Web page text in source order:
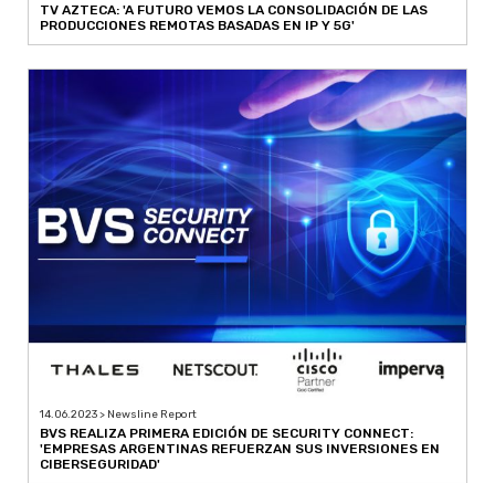
TV AZTECA: 'A FUTURO VEMOS LA CONSOLIDACIÓN DE LAS
PRODUCCIONES REMOTAS BASADAS EN IP Y 5G'
14.06.2023 > Newsline Report
BVS REALIZA PRIMERA EDICIÓN DE SECURITY CONNECT:
'EMPRESAS ARGENTINAS REFUERZAN SUS INVERSIONES EN
CIBERSEGURIDAD'